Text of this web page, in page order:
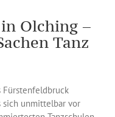
Olching –
Tanz
Fürstenfeldbruck
sich unmittelbar vor